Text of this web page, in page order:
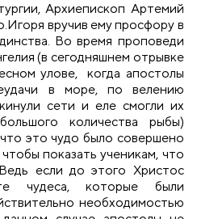
Архиепископ Артемий
вручив ему просфору в
Во время проповеди
(в сегодняшнем отрывке
улове, когда апостолы
в море, по велению
сети и еле смогли их
количества рыбы)
это чудо было совершено
показать ученикам, что
если до этого Христос
чудеса, которые были
необходимостью